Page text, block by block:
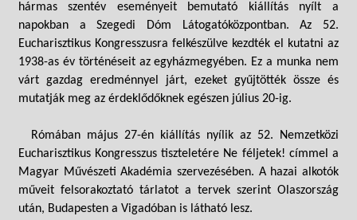
hármas szentév eseményeit bemutató kiállítás nyílt a
napokban a Szegedi Dóm Látogatóközpontban. Az 52.
Eucharisztikus Kongresszusra felkészülve kezdték el kutatni az
1938-as év történéseit az egyházmegyében. Ez a munka nem
várt gazdag eredménnyel járt, ezeket gyűjtötték össze és
mutatják meg az érdeklődőknek egészen július 20-ig.
Rómában május 27-én kiállítás nyílik az 52. Nemzetközi
Eucharisztikus Kongresszus tiszteletére Ne féljetek! címmel a
Magyar Művészeti Akadémia szervezésében. A hazai alkotók
műveit felsorakoztató tárlatot a tervek szerint Olaszország
után, Budapesten a Vigadóban is látható lesz.